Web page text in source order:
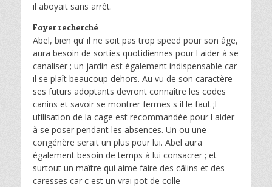
il aboyait sans arrêt.
Foyer recherché
Abel, bien qu’ il ne soit pas trop speed pour son âge,
aura besoin de sorties quotidiennes pour l aider à se
canaliser ; un jardin est également indispensable car
il se plaît beaucoup dehors. Au vu de son caractère
ses futurs adoptants devront connaître les codes
canins et savoir se montrer fermes s il le faut ;l
utilisation de la cage est recommandée pour l aider
à se poser pendant les absences. Un ou une
congénère serait un plus pour lui. Abel aura
également besoin de temps à lui consacrer ; et
surtout un maître qui aime faire des câlins et des
caresses car c est un vrai pot de colle